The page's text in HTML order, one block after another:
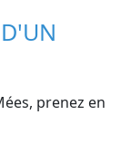
prenez en